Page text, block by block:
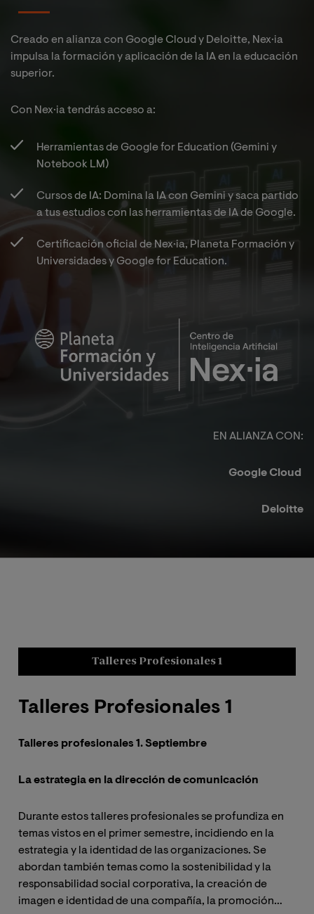
Creado en alianza con Google Cloud y Deloitte, Nex·ia
impulsa la formación y aplicación de la IA en la educación
superior.
Con Nex·ia tendrás acceso a:​
Herramientas de Google for Education (Gemini y
Notebook LM)​
Cursos de IA: Domina la IA con Gemini y saca partido
a tus estudios con las herramientas de IA de Google.​
Certificación oficial de Nex·ia, Planeta Formación y
Universidades y Google for Education.​
EN ALIANZA CON:​
Google Cloud ​
Deloitte​
Talleres Profesionales 1
Talleres Profesionales 1
Talleres profesionales 1. Septiembre
La estrategia en la dirección de comunicación
Durante estos talleres profesionales se profundiza en
temas vistos en el primer semestre, incidiendo en la
estrategia y la identidad de las organizaciones. Se
abordan también temas como la sostenibilidad y la
responsabilidad social corporativa, la creación de
imagen e identidad de una compañía, la promoción…